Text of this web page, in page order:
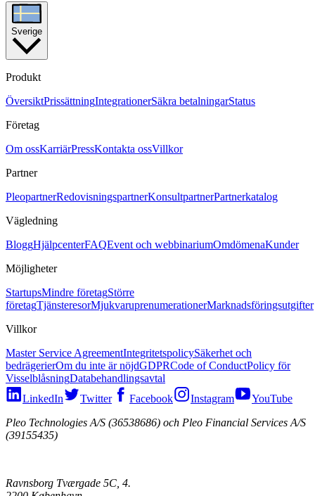
Sverige
Produkt
ÖversiktPrissättningIntegrationerSäkra betalningarStatus
Företag
Om ossKarriärPressKontakta ossVillkor
Partner
PleopartnerRedovisningspartnerKonsultpartnerPartnerkatalog
Vägledning
BloggHjälpcenterFAQEvent och webbinariumOmdömenaKunder
Möjligheter
StartupsMindre företagStörre
företagTjänsteresorMjukvaruprenumerationerMarknadsföringsutgifter
Villkor
Master Service AgreementIntegritetspolicySäkerhet och
bedrägerierOm du inte är nöjdGDPRCode of ConductPolicy för
VisselblåsningDatabehandlingsavtal
LinkedIn
Twitter Facebook Instagram
YouTube
Pleo Technologies A/S (36538686) och Pleo Financial Services A/S
(39155435)
Ravnsborg Tværgade 5C, 4.